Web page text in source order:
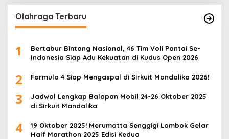
Olahraga Terbaru
1
Bertabur Bintang Nasional, 46 Tim Voli Pantai Se-
Indonesia Siap Adu Kekuatan di Kudus Open 2026
2 Formula 4 Siap Mengaspal di Sirkuit Mandalika 2026!
3
Jadwal Lengkap Balapan Mobil 24-26 Oktober 2025
di Sirkuit Mandalika
4
19 Oktober 2025! Merumatta Senggigi Lombok Gelar
Half Marathon 2025 Edisi Kedua